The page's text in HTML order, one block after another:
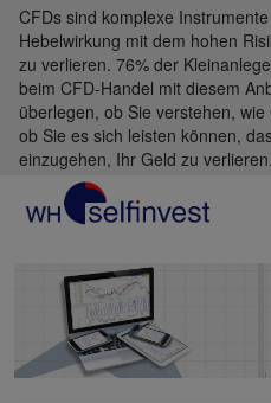
CFDs sind komplexe
Hebelwirkung mit dem hohen
zu verlieren. 76% der
beim CFD-Handel mit diesem
überlegen, ob Sie verstehen,
ob Sie es sich leisten können,
einzugehen, Ihr Geld zu verlieren.